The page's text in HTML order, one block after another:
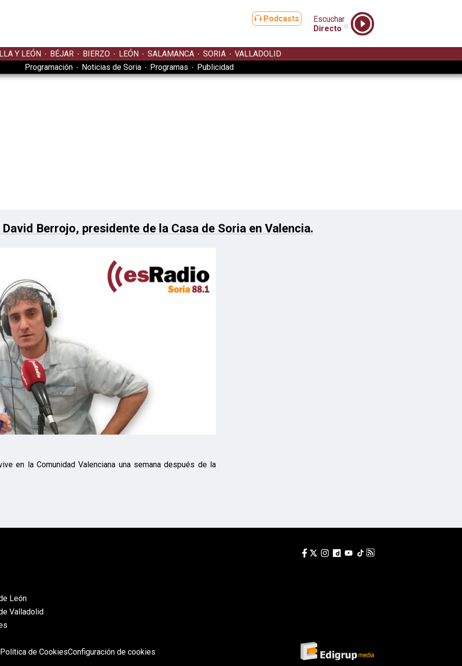
Podcasts
Escuchar
Directo
Y LEÓN BÉJAR BIERZO LEÓN SALAMANCA SORIA
VALLADOLID
Programación
Noticias de Soria Programas Publicidad
Berrojo, presidente de la Casa de Soria en Valencia.
en la Comunidad Valenciana una semana después de la
León
Valladolid
Política de CookiesConfiguración de cookies